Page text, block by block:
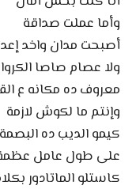
وأما عملت صداقة
أصبحت مدان واخد
ولا عصام صاصا
معروف ده مكانه ع
وإنتم ما لكوش لازمة
كيمو الديب ده البصمة
على طول عامل
كاستلو الماتادور